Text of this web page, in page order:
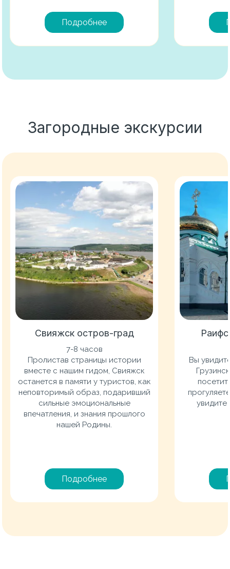
Подробнее
Загородные экскурсии
Свияжск остров-град
7-8 часов
Пролистав страницы истории
вместе с нашим гидом, Свияжск
останется в памяти у туристов, как
неповторимый образ, подаривший
сильные эмоциональные
впечатления, и знания прошлого
нашей Родины.
Подробнее
Вы
увидите